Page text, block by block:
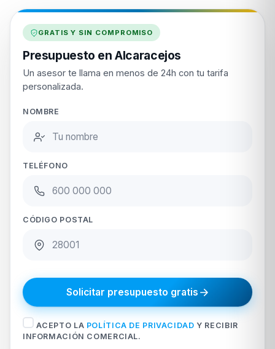
GRATIS Y SIN COMPROMISO
Presupuesto en Alcaracejos
Un asesor te llama en menos de 24h con tu tarifa
personalizada.
NOMBRE
TELÉFONO
CÓDIGO POSTAL
Solicitar presupuesto gratis
ACEPTO LA POLÍTICA DE PRIVACIDAD Y RECIBIR
INFORMACIÓN COMERCIAL.